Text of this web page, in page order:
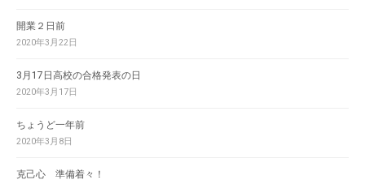
開業２日前
2020年3月22日
3月17日高校の合格発表の日
2020年3月17日
ちょうど一年前
2020年3月8日
克己心 準備着々！